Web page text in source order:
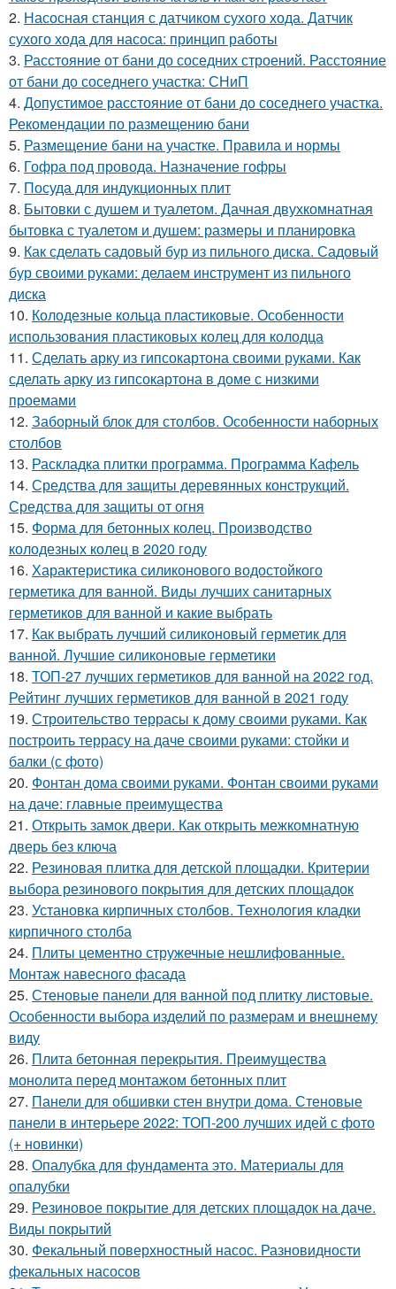
2. Насосная станция с датчиком сухого хода. Датчик
сухого хода для насоса: принцип работы
3. Расстояние от бани до соседних строений. Расстояние
от бани до соседнего участка: СНиП
4. Допустимое расстояние от бани до соседнего участка.
Рекомендации по размещению бани
5. Размещение бани на участке. Правила и нормы
6. Гофра под провода. Назначение гофры
7. Посуда для индукционных плит
8. Бытовки с душем и туалетом. Дачная двухкомнатная
бытовка с туалетом и душем: размеры и планировка
9. Как сделать садовый бур из пильного диска. Садовый
бур своими руками: делаем инструмент из пильного
диска
10. Колодезные кольца пластиковые. Особенности
использования пластиковых колец для колодца
11. Сделать арку из гипсокартона своими руками. Как
сделать арку из гипсокартона в доме с низкими
проемами
12. Заборный блок для столбов. Особенности наборных
столбов
13. Раскладка плитки программа. Программа Кафель
14. Средства для защиты деревянных конструкций.
Средства для защиты от огня
15. Форма для бетонных колец. Производство
колодезных колец в 2020 году
16. Характеристика силиконового водостойкого
герметика для ванной. Виды лучших санитарных
герметиков для ванной и какие выбрать
17. Как выбрать лучший силиконовый герметик для
ванной. Лучшие силиконовые герметики
18. ТОП-27 лучших герметиков для ванной на 2022 год.
Рейтинг лучших герметиков для ванной в 2021 году
19. Строительство террасы к дому своими руками. Как
построить террасу на даче своими руками: стойки и
балки (с фото)
20. Фонтан дома своими руками. Фонтан своими руками
на даче: главные преимущества
21. Открыть замок двери. Как открыть межкомнатную
дверь без ключа
22. Резиновая плитка для детской площадки. Критерии
выбора резинового покрытия для детских площадок
23. Установка кирпичных столбов. Технология кладки
кирпичного столба
24. Плиты цементно стружечные нешлифованные.
Монтаж навесного фасада
25. Стеновые панели для ванной под плитку листовые.
Особенности выбора изделий по размерам и внешнему
виду
26. Плита бетонная перекрытия. Преимущества
монолита перед монтажом бетонных плит
27. Панели для обшивки стен внутри дома. Стеновые
панели в интерьере 2022: ТОП-200 лучших идей с фото
(+ новинки)
28. Опалубка для фундамента это. Материалы для
опалубки
29. Резиновое покрытие для детских площадок на даче.
Виды покрытий
30. Фекальный поверхностный насос. Разновидности
фекальных насосов